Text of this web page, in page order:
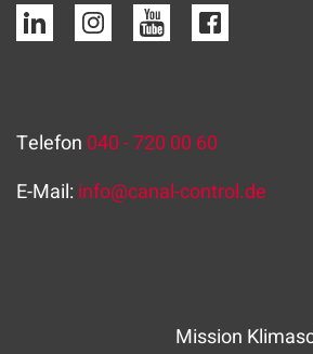
Telefon 040 - 720 00 60
E-Mail: info@canal-control.de
Mission